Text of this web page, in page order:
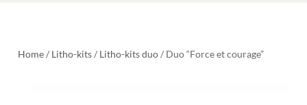
Home/ Litho-kits/ Litho-kits duo/ Duo “Force et courage”